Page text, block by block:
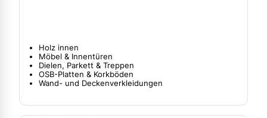
Holz innen
Möbel & Innentüren
Dielen, Parkett & Treppen
OSB-Platten & Korkböden
Wand- und Deckenverkleidungen